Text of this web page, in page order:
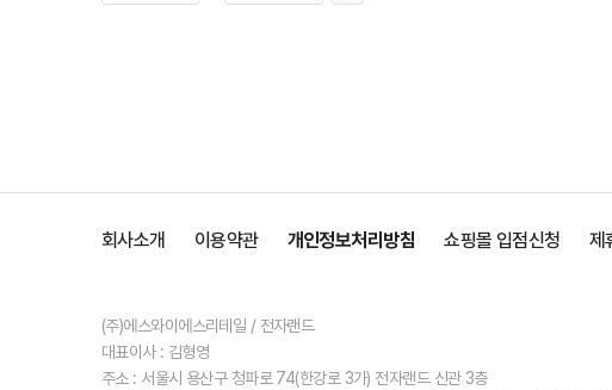
회사소개 이용약관 개인정보처리방침 쇼핑몰 입점신청 제
(주)에스와이에스리테일 / 전자랜드
대표이사 : 김형영
주소 : 서울시 용산구 청파로 74(한강로 3가) 전자랜드 신관 3층